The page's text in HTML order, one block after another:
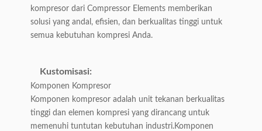
kompresor dari Compressor Elements memberikan
solusi yang andal, efisien, dan berkualitas tinggi untuk
semua kebutuhan kompresi Anda.
Kustomisasi:
Komponen Kompresor
Komponen kompresor adalah unit tekanan berkualitas
tinggi dan elemen kompresi yang dirancang untuk
memenuhi tuntutan kebutuhan industri.Komponen